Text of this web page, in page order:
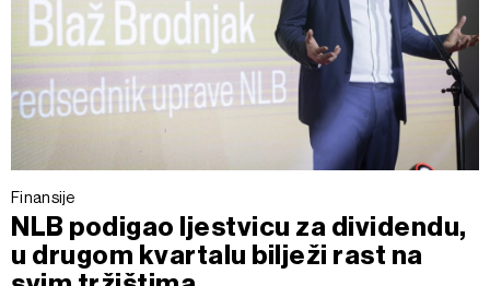
Finansije
NLB podigao ljestvicu za dividendu,
u drugom kvartalu bilježi rast na